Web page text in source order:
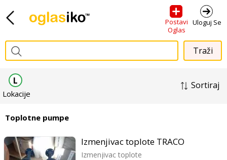
Postavi
Oglas
Uloguj Se
Sortiraj
L
Lokacije
Toplotne pumpe
Izmenjivac toplote TRACO
Izmenjivac toplote